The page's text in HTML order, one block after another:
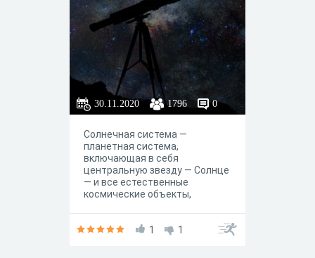
30.11.2020 1796 0
Солнечная система —
планетная система,
включающая в себя
центральную звезду — Солнце
— и все естественные
космические объекты,
гравитационного сжатия
1 1